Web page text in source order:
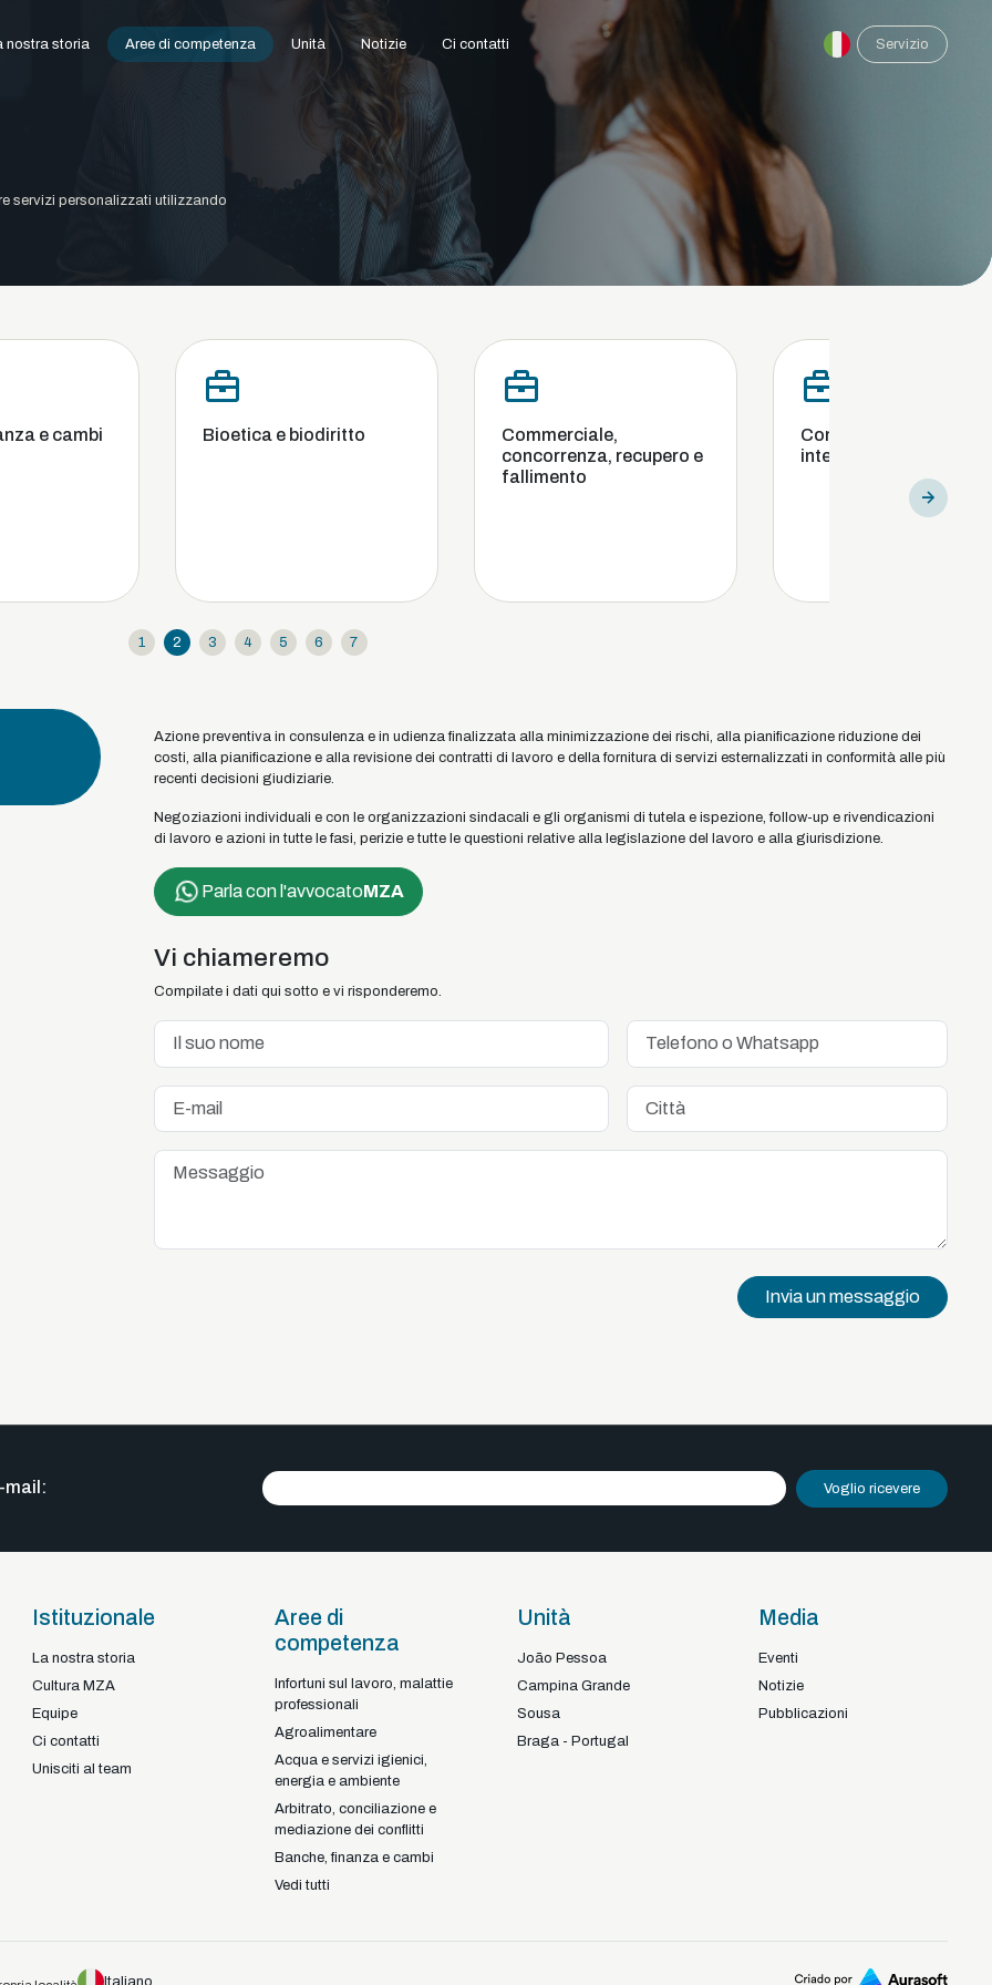
nostra storia Aree di competenza Unità Notizie Ci contatti Servizio
servizi personalizzati utilizzando
Bioetica e biodiritto
Commerciale,
concorrenza, recupero e
Conformità e indagini
interne
1 2 3 4 5 6 7
Azione preventiva in consulenza e in udienza finalizzata alla minimizzazione dei rischi, alla pianificazione riduzione dei
costi, alla pianificazione e alla revisione dei contratti di lavoro e della fornitura di servizi esternalizzati in conformità alle più
recenti decisioni giudiziarie.
Negoziazioni individuali e con le organizzazioni sindacali e gli organismi di tutela e ispezione, follow-up e rivendicazioni
di lavoro e azioni in tutte le fasi, perizie e tutte le questioni relative alla legislazione del lavoro e alla giurisdizione.
Parla con l'avvocatoMZA
Vi chiameremo
Compilate i dati qui sotto e vi risponderemo.
Invia un messaggio
mail: Voglio ricevere
92925
Braga - Portugal
+351
Istituzionale
La nostra storia
Cultura MZA
Equipe
Ci contatti
Unisciti al team
Aree di
competenza
Infortuni sul lavoro, malattie
professionali
Agroalimentare
Acqua e servizi igienici,
energia e ambiente
Arbitrato, conciliazione e
mediazione dei conflitti
Banche, finanza e cambi
Vedi tutti
Unità
João Pessoa
Campina Grande
Sousa
Braga - Portugal
Media
Eventi
Notizie
Pubblicazioni
Italiano